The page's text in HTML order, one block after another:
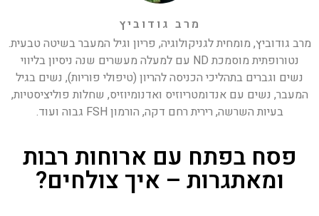
מרב גודוביץ
מרב גודוביץ, מומחית לגניקולוגיה, פריון וגיל המעבר בשיטה טבעית.
נטורופתית מוסמכת ND עם למעלה מעשרים שנה ניסיון בליווי
נשים וגברים בתהליכי הכניסה להריון (טיפולי פוריות), נשים בגיל
המעבר, נשים עם אנדומטריוזיס ואדנומיוזיס, שחלות פוליציסטיות,
בעיות השרשה, רירית רחם דקה, הורמון FSH גבוה ועוד.
פסח בפתח עם ארוחות רבות
ומאתגרות – איך צולחים?